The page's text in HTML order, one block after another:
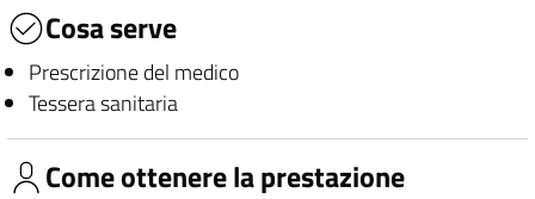
Cosa serve
Prescrizione del medico
Tessera sanitaria
Come ottenere la prestazione